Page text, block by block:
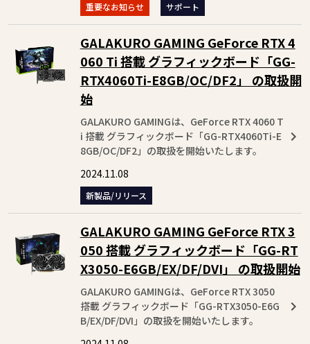
重要なお知らせ サポート
GALAKURO GAMING GeForce RTX 4
060 Ti 搭載 グラフィックボード「GG-
RTX4060Ti-E8GB/OC/DF2」 の取扱開
始
GALAKURO GAMINGは、GeForce RTX 4060 T
i 搭載 グラフィックボード「GG-RTX4060Ti-E
8GB/OC/DF2」の取扱を開始いたします。
2024.11.08
新製品/リリース
GALAKURO GAMING GeForce RTX 3
050 搭載 グラフィックボード「GG-RT
X3050-E6GB/EX/DF/DVI」 の取扱開始
GALAKURO GAMINGは、GeForce RTX 3050
搭載 グラフィックボード「GG-RTX3050-E6G
B/EX/DF/DVI」の取扱を開始いたします。